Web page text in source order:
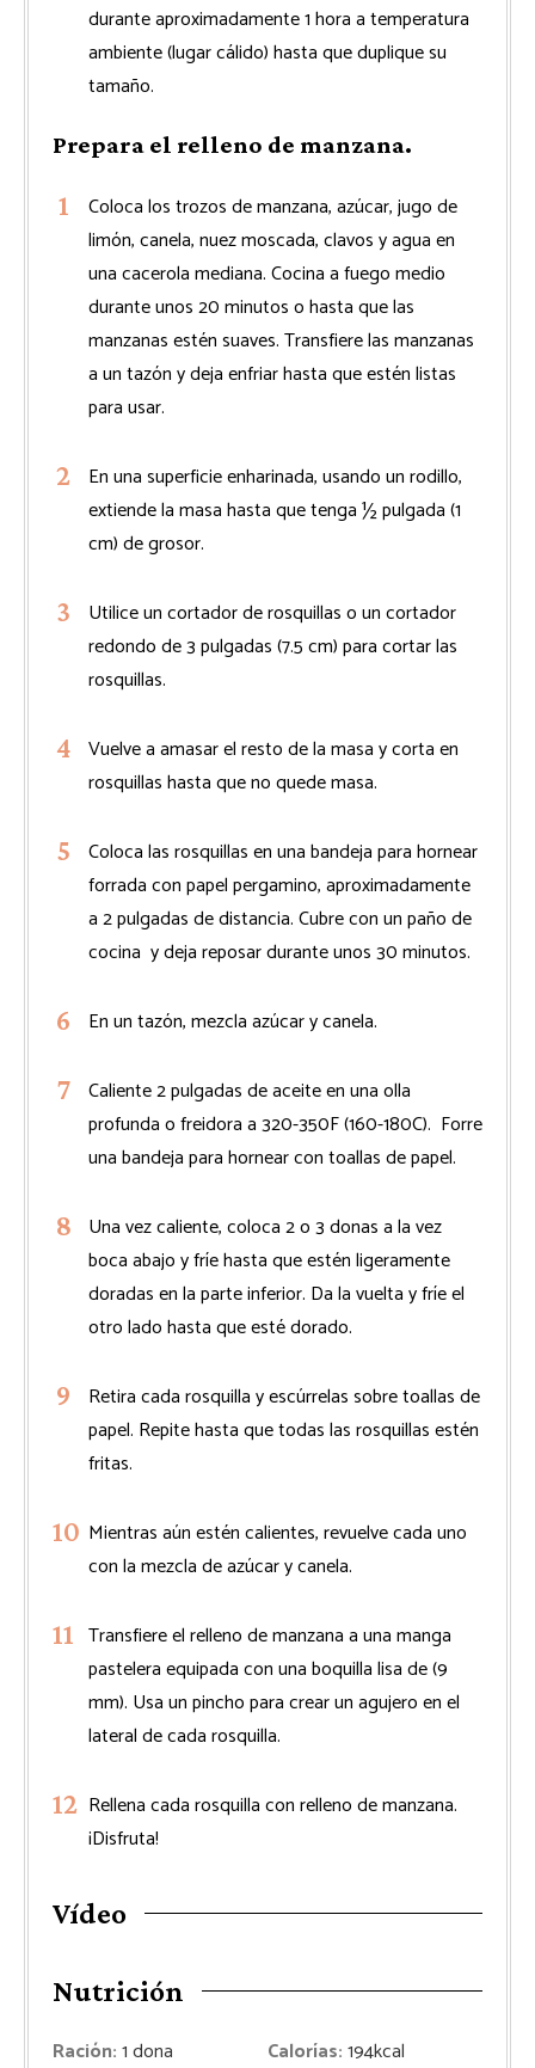
durante aproximadamente 1 hora a temperatura
ambiente (lugar cálido) hasta que duplique su
tamaño.
Prepara el relleno de manzana.
Coloca los trozos de manzana, azúcar, jugo de
limón, canela, nuez moscada, clavos y agua en
una cacerola mediana. Cocina a fuego medio
durante unos 20 minutos o hasta que las
manzanas estén suaves. Transfiere las manzanas
a un tazón y deja enfriar hasta que estén listas
para usar.
En una superficie enharinada, usando un rodillo,
extiende la masa hasta que tenga ½ pulgada (1
cm) de grosor.
Utilice un cortador de rosquillas o un cortador
redondo de 3 pulgadas (7.5 cm) para cortar las
rosquillas.
Vuelve a amasar el resto de la masa y corta en
rosquillas hasta que no quede masa.
Coloca las rosquillas en una bandeja para hornear
forrada con papel pergamino, aproximadamente
a 2 pulgadas de distancia. Cubre con un paño de
cocina y deja reposar durante unos 30 minutos.
En un tazón, mezcla azúcar y canela.
Caliente 2 pulgadas de aceite en una olla
profunda o freidora a 320-350F (160-180C). Forre
una bandeja para hornear con toallas de papel.
Una vez caliente, coloca 2 o 3 donas a la vez
boca abajo y fríe hasta que estén ligeramente
doradas en la parte inferior. Da la vuelta y fríe el
otro lado hasta que esté dorado.
Retira cada rosquilla y escúrrelas sobre toallas de
papel. Repite hasta que todas las rosquillas estén
fritas.
Mientras aún estén calientes, revuelve cada uno
con la mezcla de azúcar y canela.
Transfiere el relleno de manzana a una manga
pastelera equipada con una boquilla lisa de (9
mm). Usa un pincho para crear un agujero en el
lateral de cada rosquilla.
Rellena cada rosquilla con relleno de manzana.
¡Disfruta!
Vídeo
Nutrición
Ración:1dona Calorías:194kcal